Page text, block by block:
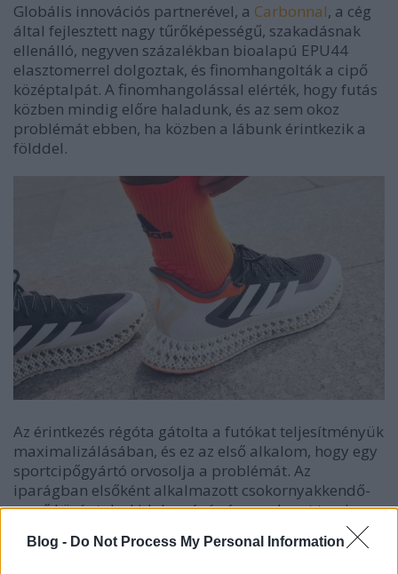
Blog - Do Not Process My Personal Information
Globális innovációs partnerével, a Carbonnal, a cég
által fejlesztett nagy tűrőképességű, szakadásnak
ellenálló, negyven százalékban bioalapú EPU44
elasztomerrel dolgoztak, és finomhangolták a cipő
középtalpát. A finomhangolással elérték, hogy futás
közben mindig előre haladunk, és az sem okoz
problémát ebben, ha közben a lábunk érintkezik a
földdel.
Az érintkezés régóta gátolta a futókat teljesítményük
maximalizálásában, és ez az első alkalom, hogy egy
sportcipőgyártó orvosolja a problémát. Az
iparágban elsőként alkalmazott csokornyakkendő-
szerű középtalp-kidolgozású rácsszerkezet teszi
lehetővé – a függőleges nyomást vízszintes erővé
átalakítva, a futó megállás nélkül, mindig előre